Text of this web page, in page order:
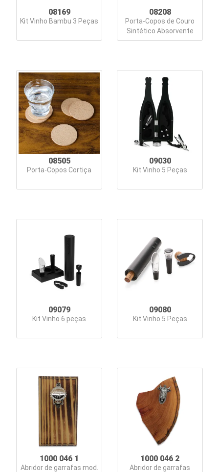
Sacolas
Squeezes
e
Garrafas
Tábuas
Textil
Umidificadores
08169
Kit Vinho Bambu 3 Peças
08208
Porta-Copos de Couro
Sintético Absorvente
08505
Porta-Copos Cortiça
09030
Kit Vinho 5 Peças
09079
Kit Vinho 6 peças
09080
Kit Vinho 5 Peças
1000 046 1
Abridor de garrafas mod.
1000 046 2
Abridor de garrafas